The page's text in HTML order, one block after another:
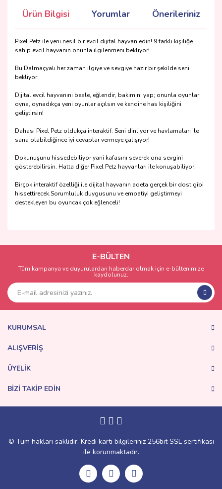
Ürün Bilgisi Yorumlar Önerileriniz
Pixel Petz ile yeni nesil bir evcil dijital hayvan edin! 9 farklı kişiliğe
sahip evcil hayvanın onunla ilgilenmeni bekliyor!
Bu Dalmaçyalı her zaman ilgiye ve sevgiye hazır bir şekilde seni
bekliyor.
Dijital evcil hayvanını besle, eğlendir, bakımını yap; onunla oyunlar
oyna, oynadıkça yeni oyunlar açılsın ve kendine has kişiliğini
geliştirsin!
Dahası Pixel Petz oldukça interaktif: Seni dinliyor ve havlamaları ile
sana olabildiğince iyi cevaplar vermeye çalışıyor!
Dokunuşunu hissedebiliyor yani kafasını severek ona sevgini
gösterebilirsin. Hatta diğer Pixel Petz hayvanları ile konuşabiliyor!
Birçok interaktif özelliği ile dijital hayvanın adeta gerçek bir dost gibi
hissettirecek.Sorumluluk duygusunu ve empatiyi geliştirmeyi
destekleyen bu oyuncak çok eğlenceli!
Yorum Yaz
kullanarak tarafımıza iletebilirsiniz.
Görüş ve önerileriniz için teşekkür ederiz.
Ürün açıklamasında eksik bilgiler bulunuyor.
Ürün bilgilerinde hatalar bulunuyor.
E-BÜLTEN
Tüm kampanya ve duyurulardan haberdar olmak için e-bültenimize
kaydolunuz.
KURUMSAL
ALIŞVERİŞ
ÜYELİK
BİZİ TAKİP EDİN
© Tüm hakları saklıdır. Kredi kartı bilgileriniz 256bit SSL sertifikası
ile korunmaktadır.